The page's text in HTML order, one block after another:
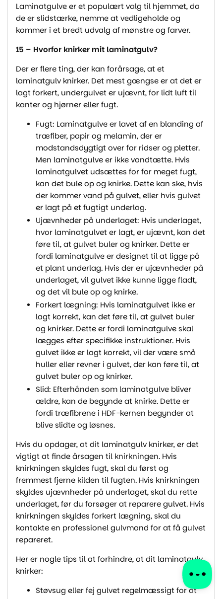
Laminatgulve er et populært valg til hjemmet, da
de er slidstærke, nemme at vedligeholde og
kommer i et bredt udvalg af mønstre og farver.
15 – Hvorfor knirker mit laminatgulv?
Der er flere ting, der kan forårsage, at et
laminatgulv knirker. Det mest gængse er at det er
lagt forkert, undergulvet er ujævnt, for lidt luft til
kanter og hjørner eller fugt.
Fugt: Laminatgulve er lavet af en blanding af
træfiber, papir og melamin, der er
modstandsdygtigt over for ridser og pletter.
Men laminatgulve er ikke vandtætte. Hvis
laminatgulvet udsættes for for meget fugt,
kan det bule op og knirke. Dette kan ske, hvis
der kommer vand på gulvet, eller hvis gulvet
er lagt på et fugtigt underlag.
Ujævnheder på underlaget: Hvis underlaget,
hvor laminatgulvet er lagt, er ujævnt, kan det
føre til, at gulvet buler og knirker. Dette er
fordi laminatgulve er designet til at ligge på
et plant underlag. Hvis der er ujævnheder på
underlaget, vil gulvet ikke kunne ligge fladt,
og det vil bule op og knirke.
Forkert lægning: Hvis laminatgulvet ikke er
lagt korrekt, kan det føre til, at gulvet buler
og knirker. Dette er fordi laminatgulve skal
lægges efter specifikke instruktioner. Hvis
gulvet ikke er lagt korrekt, vil der være små
huller eller revner i gulvet, der kan føre til, at
gulvet buler op og knirker.
Slid: Efterhånden som laminatgulve bliver
ældre, kan de begynde at knirke. Dette er
fordi træfibrene i HDF-kernen begynder at
blive slidte og løsnes.
Hvis du opdager, at dit laminatgulv knirker, er det
vigtigt at finde årsagen til knirkningen. Hvis
knirkningen skyldes fugt, skal du først og
fremmest fjerne kilden til fugten. Hvis knirkningen
skyldes ujævnheder på underlaget, skal du rette
underlaget, før du forsøger at reparere gulvet. Hvis
knirkningen skyldes forkert lægning, skal du
kontakte en professionel gulvmand for at få gulvet
repareret.
Her er nogle tips til at forhindre, at dit laminatgulv
knirker:
Støvsug eller fej gulvet regelmæssigt for at